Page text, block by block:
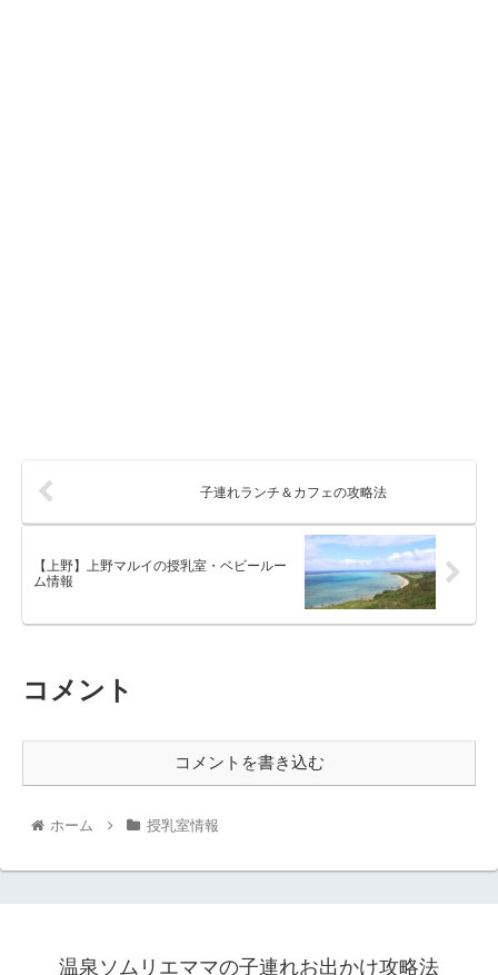
子連れランチ＆カフェの攻略法
【上野】上野マルイの授乳室・ベビールー
ム情報
コメント
コメントを書き込む
ホーム 授乳室情報
温泉ソムリエママの子連れお出かけ攻略法